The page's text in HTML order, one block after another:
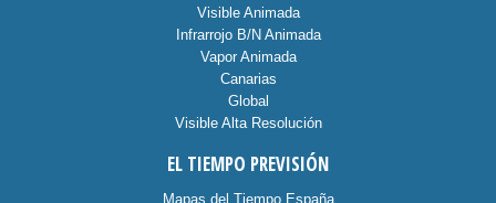
Visible Animada
Infrarrojo B/N Animada
Vapor Animada
Canarias
Global
Visible Alta Resolución
EL TIEMPO PREVISIÓN
Mapas del Tiempo España